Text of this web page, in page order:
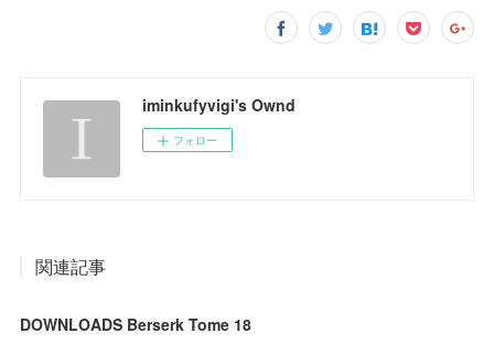
iminkufyvigi's Ownd
フォロー
関連記事
DOWNLOADS Berserk Tome 18